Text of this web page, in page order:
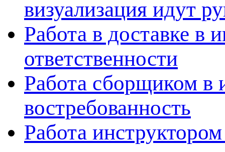
визуализация идут
Работа в доставке в
ответственности
Работа сборщиком в
востребованность
Работа